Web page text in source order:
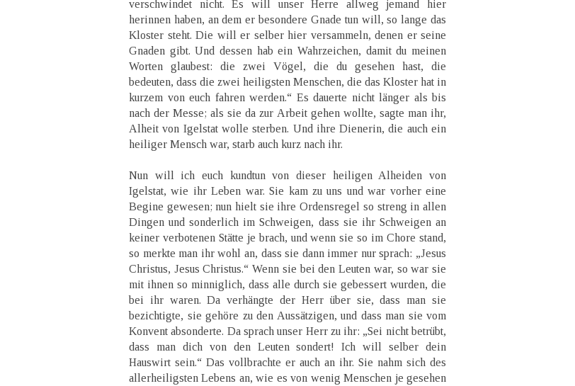
verschwindet nicht. Es will unser Herre allweg jemand hier
herinnen haben, an dem er besondere Gnade tun will, so lange das
Kloster steht. Die will er selber hier versammeln, denen er seine
Gnaden gibt. Und dessen hab ein Wahrzeichen, damit du meinen
Worten glaubest: die zwei Vögel, die du gesehen hast, die
bedeuten, dass die zwei heiligsten Menschen, die das Kloster hat in
kurzem von euch fahren werden.“ Es dauerte nicht länger als bis
nach der Messe; als sie da zur Arbeit gehen wollte, sagte man ihr,
Alheit von Igelstat wolle sterben. Und ihre Dienerin, die auch ein
heiliger Mensch war, starb auch kurz nach ihr.
Nun will ich euch kundtun von dieser heiligen Alheiden von
Igelstat, wie ihr Leben war. Sie kam zu uns und war vorher eine
Begine gewesen; nun hielt sie ihre Ordensregel so streng in allen
Dingen und sonderlich im Schweigen, dass sie ihr Schweigen an
keiner verbotenen Stätte je brach, und wenn sie so im Chore stand,
so merkte man ihr wohl an, dass sie dann immer nur sprach: „Jesus
Christus, Jesus Christus.“ Wenn sie bei den Leuten war, so war sie
mit ihnen so minniglich, dass alle durch sie gebessert wurden, die
bei ihr waren. Da verhängte der Herr über sie, dass man sie
bezichtigte, sie gehöre zu den Aussätzigen, und dass man sie vom
Konvent absonderte. Da sprach unser Herr zu ihr: „Sei nicht betrübt,
dass man dich von den Leuten sondert! Ich will selber dein
Hauswirt sein.“ Das vollbrachte er auch an ihr. Sie nahm sich des
allerheiligsten Lebens an, wie es von wenig Menschen je gesehen